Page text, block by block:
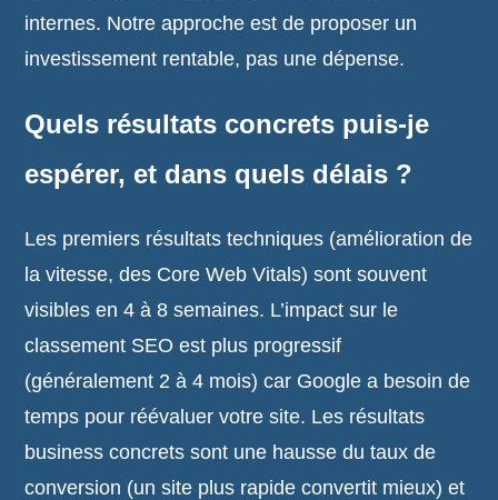
internes. Notre approche est de proposer un
investissement rentable, pas une dépense.
Quels résultats concrets puis-je
espérer, et dans quels délais ?
Les premiers résultats techniques (amélioration de
la vitesse, des Core Web Vitals) sont souvent
visibles en 4 à 8 semaines. L’impact sur le
classement SEO est plus progressif
(généralement 2 à 4 mois) car Google a besoin de
temps pour réévaluer votre site. Les résultats
business concrets sont une hausse du taux de
conversion (un site plus rapide convertit mieux) et